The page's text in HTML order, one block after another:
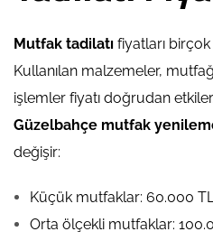
Mutfak tadilatı fiyatları
Kullanılan malzemeler,
işlemler fiyatı doğrudan
Güzelbahçe mutfak
değişir:
Küçük mutfaklar: 60.000
Orta ölçekli mutfaklar: